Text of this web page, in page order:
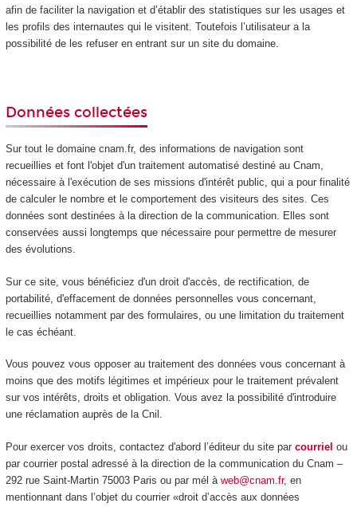
afin de faciliter la navigation et d’établir des statistiques sur les usages et
les profils des internautes qui le visitent. Toutefois l’utilisateur a la
possibilité de les refuser en entrant sur un site du domaine.
Données collectées
Sur tout le domaine cnam.fr, des informations de navigation sont
recueillies et font l'objet d'un traitement automatisé destiné au Cnam,
nécessaire à l'exécution de ses missions d'intérêt public, qui a pour finalité
de calculer le nombre et le comportement des visiteurs des sites. Ces
données sont destinées à la direction de la communication. Elles sont
conservées aussi longtemps que nécessaire pour permettre de mesurer
des évolutions.
Sur ce site, vous bénéficiez d'un droit d'accès, de rectification, de
portabilité, d'effacement de données personnelles vous concernant,
recueillies notamment par des formulaires, ou une limitation du traitement
le cas échéant.
Vous pouvez vous opposer au traitement des données vous concernant à
moins que des motifs légitimes et impérieux pour le traitement prévalent
sur vos intérêts, droits et obligation. Vous avez la possibilité d'introduire
une réclamation auprès de la Cnil.
Pour exercer vos droits, contactez d'abord l’éditeur du site par courriel ou
par courrier postal adressé à la direction de la communication du Cnam –
292 rue Saint-Martin 75003 Paris ou par mél à web@cnam.fr, en
mentionnant dans l’objet du courrier «droit d’accès aux données